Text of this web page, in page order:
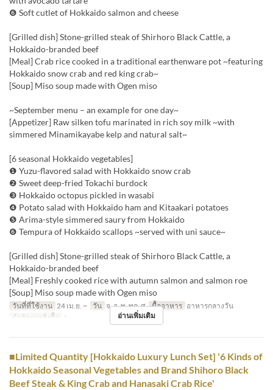
❻ Soft cutlet of Hokkaido salmon and cheese
[Grilled dish] Stone-grilled steak of Shirhoro Black Cattle, a
Hokkaido-branded beef
[Meal] Crab rice cooked in a traditional earthenware pot ~featuring
Hokkaido snow crab and red king crab~
[Soup] Miso soup made with Ogen miso
~September menu – an example for one day~
[Appetizer] Raw silken tofu marinated in rich soy milk ~with
simmered Minamikayabe kelp and natural salt~
[6 seasonal Hokkaido vegetables]
❶ Yuzu-flavored salad with Hokkaido snow crab
❷ Sweet deep-fried Tokachi burdock
❸ Hokkaido octopus pickled in wasabi
❹ Potato salad with Hokkaido ham and Kitaakari potatoes
❺ Arima-style simmered saury from Hokkaido
❻ Tempura of Hokkaido scallops ~served with uni sauce~
[Grilled dish] Stone-grilled steak of Shirhoro Black Cattle, a
Hokkaido-branded beef
[Meal] Freshly cooked rice with autumn salmon and salmon roe
[Soup] Miso soup made with Ogen miso
วันที่ที่ใช้งาน 24 เม.ย. ~ วัน จ, อ, พ, พฤ, ศ มื้ออาหาร อาหารกลางวัน
จำกัดการสั่งซื้อ
1 ~ อ่านเพิ่มเติม
■Limited Quantity [Hokkaido Luxury Lunch Set] '6 Kinds of
Hokkaido Seasonal Vegetables and Brand Shihoro Black
Beef Steak & King Crab and Hanasaki Crab Rice'